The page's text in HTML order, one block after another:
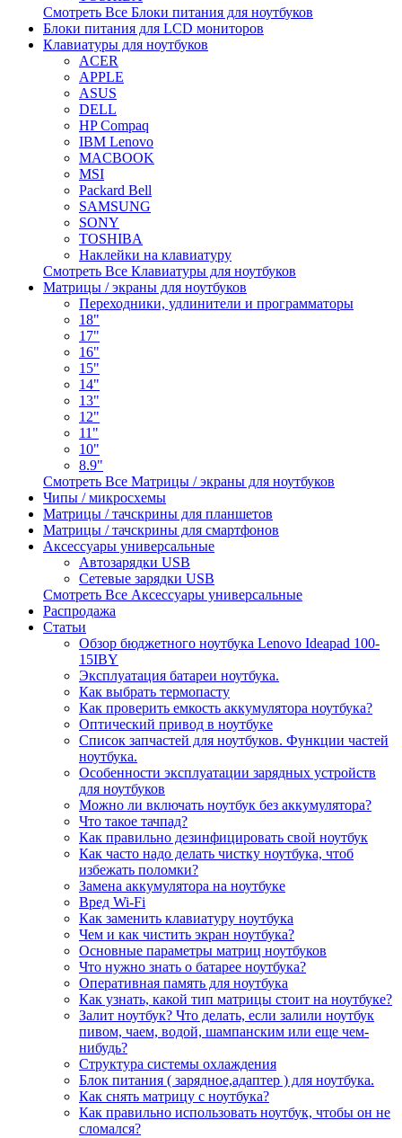
Смотреть Все Блоки питания для ноутбуков
Блоки питания для LCD мониторов
Клавиатуры для ноутбуков
ACER
APPLE
ASUS
DELL
HP Compaq
IBM Lenovo
MACBOOK
MSI
Packard Bell
SAMSUNG
SONY
TOSHIBA
Наклейки на клавиатуру
Смотреть Все Клавиатуры для ноутбуков
Матрицы / экраны для ноутбуков
Переходники, удлинители и программаторы
18"
17"
16"
15"
14"
13"
12"
11"
10"
8.9"
Смотреть Все Матрицы / экраны для ноутбуков
Чипы / микросхемы
Матрицы / тачскрины для планшетов
Матрицы / тачскрины для смартфонов
Аксессуары универсальные
Автозарядки USB
Сетевые зарядки USB
Смотреть Все Аксессуары универсальные
Распродажа
Статьи
Обзор бюджетного ноутбука Lenovo Ideapad 100-
15IBY
Эксплуатация батареи ноутбука.
Как выбрать термопасту
Как проверить емкость аккумулятора ноутбука?
Оптический привод в ноутбуке
Список запчастей для ноутбуков. Функции частей
ноутбука.
Особенности эксплуатации зарядных устройств
для ноутбуков
Можно ли включать ноутбук без аккумулятора?
Что такое тачпад?
Как правильно дезинфицировать свой ноутбук
Как часто надо делать чистку ноутбука, чтоб
избежать поломки?
Замена аккумулятора на ноутбуке
Вред Wi-Fi
Как заменить клавиатуру ноутбука
Чем и как чистить экран ноутбука?
Основные параметры матриц ноутбуков
Что нужно знать о батарее ноутбука?
Оперативная память для ноутбука
Как узнать, какой тип матрицы стоит на ноутбуке?
Залит ноутбук? Что делать, если залили ноутбук
пивом, чаем, водой, шампанским или еще чем-
нибудь?
Структура системы охлаждения
Блок питания ( зарядное,адаптер ) для ноутбука.
Как снять матрицу с ноутбука?
Как правильно использовать ноутбук, чтобы он не
сломался?